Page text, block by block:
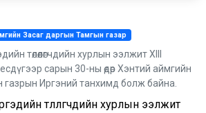
Засаг даргын Тамгын газар
төлөөлөгчдийн хурлын ээлжит XIII
есдүгээр сарын 30-ны өдөр Хэнтий аймгийн
газрын Иргэний танхимд болж байна.
төлөөлөгчдийн хурлын ээлжит